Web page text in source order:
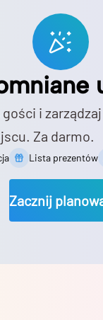
i
Za darmo.
Lista prezentów
Zacznij